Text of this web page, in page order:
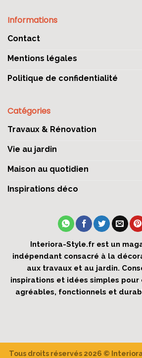
Informations
Contact
Mentions légales
Politique de confidentialité
Catégories
Travaux & Rénovation
Vie au jardin
Maison au quotidien
Inspirations déco
Interiora-Style.fr est un
indépendant consacré à la
aux travaux et au jardin.
inspirations et idées simples pour
agréables, fonctionnels et
Tous droits réservés 2026 ©